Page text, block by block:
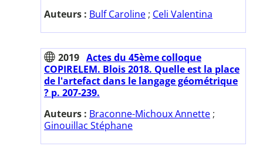
Auteurs : Bulf Caroline ; Celi Valentina
2019 Actes du 45ème colloque
COPIRELEM. Blois 2018. Quelle est la place
de l'artefact dans le langage géométrique
? p. 207-239.
Auteurs : Braconne-Michoux Annette ;
Ginouillac Stéphane